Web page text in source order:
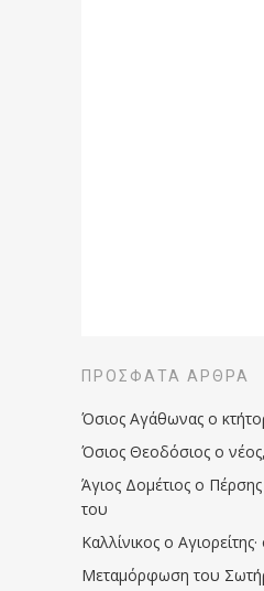
ΠΡΌΣΦΑΤΑ ΆΡΘΡΑ
Όσιος Αγάθωνας ο
Όσιος Θεοδόσιος ο νέος,
Άγιος Δομέτιος ο
του
Καλλίνικος ο Αγιορείτης
Μεταμόρφωση του